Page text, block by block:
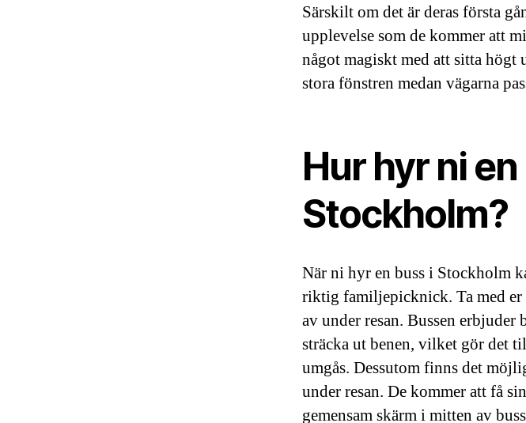
Särskilt om det är deras första
upplevelse som de kommer att
något magiskt med att sitta högt
stora fönstren medan vägarna
Hur hyr ni
Stockholm?
När ni hyr en buss i Stockholm
riktig familjepicknick. Ta med
av under resan. Bussen erbjuder
sträcka ut benen, vilket gör det
umgås. Dessutom finns det
under resan. De kommer att få
gemensam skärm i mitten av